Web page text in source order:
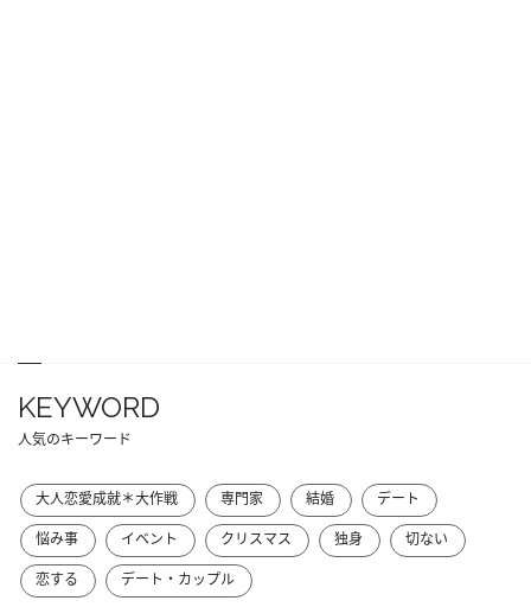
KEYWORD
人気のキーワード
大人恋愛成就＊大作戦 専門家 結婚
デート
悩み事
イベント クリスマス 独身
切ない
恋する
デート・カップル